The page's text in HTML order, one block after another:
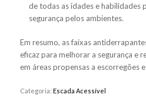
de todas as idades e habilidades
segurança pelos ambientes.
Em resumo, as faixas
eficaz para melhorar a segurança e
em áreas propensas a escorregões
Categoria: Escada Acessível